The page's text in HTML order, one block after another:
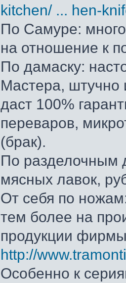
kitchen/ ... hen-
По Самуре: много
на отношение к
По дамаску:
Мастера, штучно
даст 100%
переваров,
(брак).
По разделочным
мясных лавок,
От себя по
тем более на
продукции
http://
Особенно к